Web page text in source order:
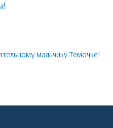
мальчику Темочке!